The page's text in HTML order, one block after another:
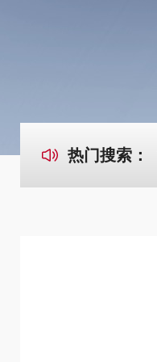
热门搜索：